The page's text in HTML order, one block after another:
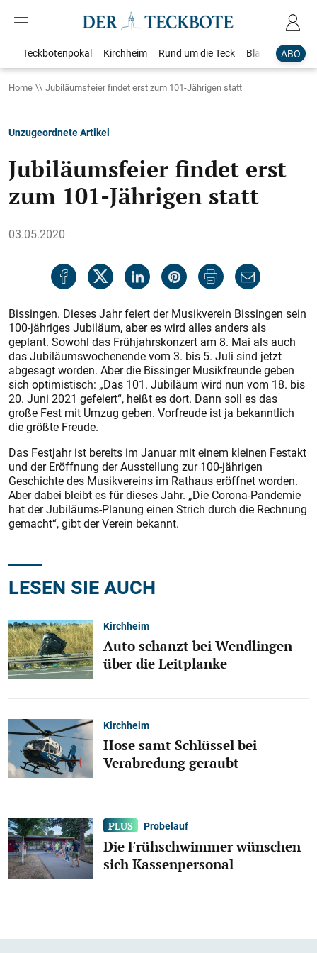
ABO
Teckbotenpokal Kirchheim Rund um die Teck Blaulicht
Home Jubiläumsfeier findet erst zum 101-Jährigen statt
Unzugeordnete Artikel
Jubiläumsfeier findet erst
zum 101-Jährigen statt
03.05.2020
Bissingen. Dieses Jahr feiert der Musikverein Bissingen sein
100-jähriges Jubiläum, aber es wird alles anders als
geplant. Sowohl das Frühjahrskonzert am 8. Mai als auch
das Jubiläumswochenende vom 3. bis 5. Juli sind jetzt
abgesagt worden. Aber die Bissinger Musikfreunde geben
sich optimistisch: „Das 101. Jubiläum wird nun vom 18. bis
20. Juni 2021 gefeiert“, heißt es dort. Dann soll es das
große Fest mit Umzug geben. Vorfreude ist ja bekanntlich
die größte Freude.
Das Festjahr ist bereits im Januar mit einem kleinen Festakt
und der Eröffnung der Ausstellung zur 100-jährigen
Geschichte des Musikvereins im Rathaus eröffnet worden.
Aber dabei bleibt es für dieses Jahr. „Die Corona-Pandemie
hat der Jubiläums-Planung einen Strich durch die Rechnung
gemacht“, gibt der Verein bekannt.
LESEN SIE AUCH
Kirchheim
Auto schanzt bei Wendlingen
über die Leitplanke
Kirchheim
Hose samt Schlüssel bei
Verabredung geraubt
Probelauf
Die Frühschwimmer wünschen
sich Kassenpersonal